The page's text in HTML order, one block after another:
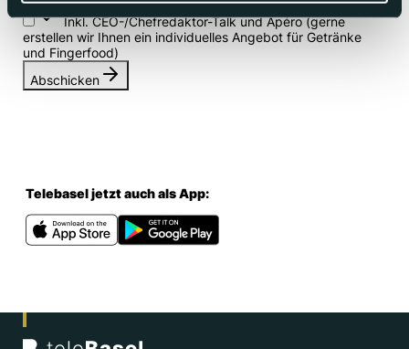
Inkl. CEO-/Chefredaktor-Talk und Apéro (gerne
erstellen wir Ihnen ein individuelles Angebot für Getränke
und Fingerfood)
Abschicken
Telebasel jetzt auch als App: